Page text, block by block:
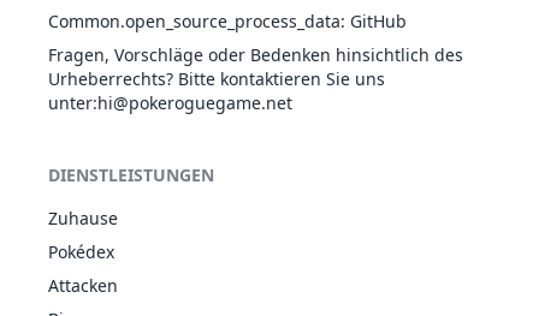
1 141 Kabutops
GES
WAS
Scharfkantig
Kampfpanzer
Bruchrüstung
1
Common.open_source_process_data: GitHub
Fragen, Vorschläge oder Bedenken hinsichtlich des
Urheberrechts? Bitte kontaktieren Sie uns
unter:hi@pokeroguegame.net
DIENSTLEISTUNGEN
Zuhause
Pokédex
Attacken